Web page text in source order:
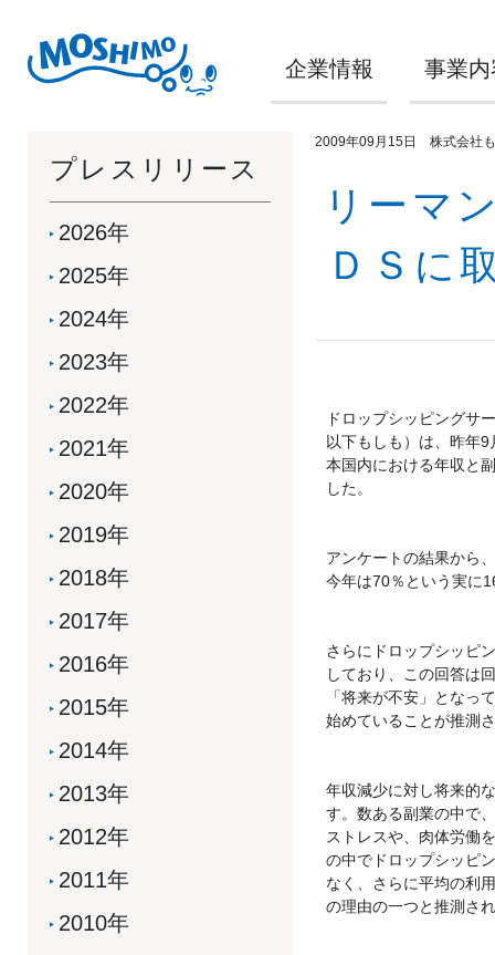
企業情報 事業内
リーマ
ＤＳに
2009年09月15日 株式会社
ドロップシッピングサ
以下もしも）は、昨年
本国内における年収と
した。
アンケートの結果から
今年は70％という実に
さらにドロップシッピ
しており、この回答は
「将来が不安」となっ
始めていることが推測
年収減少に対し将来的
す。数ある副業の中で
ストレスや、肉体労働
の中でドロップシッピ
なく、さらに平均の利
の理由の一つと推測さ
プレスリリース
2026年
2025年
2024年
2023年
2022年
2021年
2020年
2019年
2018年
2017年
2016年
2015年
2014年
2013年
2012年
2011年
2010年